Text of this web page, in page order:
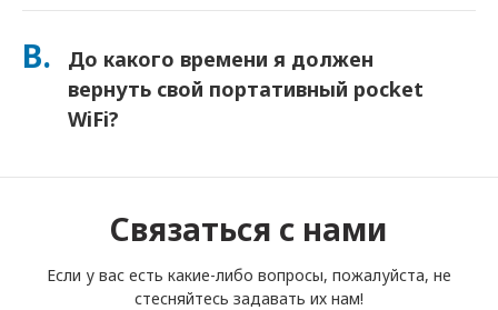
Вы можете добавить Страховку при оформлении заказа,
взимается плата за замену. Если что-то случится,
немедленно свяжитесь с нами — мы поможем вам
оставаться на связи.
В.
До какого времени я должен
вернуть свой портативный pocket
WiFi?
с вас будет взиматься плата.
Связаться с нами
Если у вас есть какие-либо вопросы, пожалуйста, не
стесняйтесь задавать их нам!